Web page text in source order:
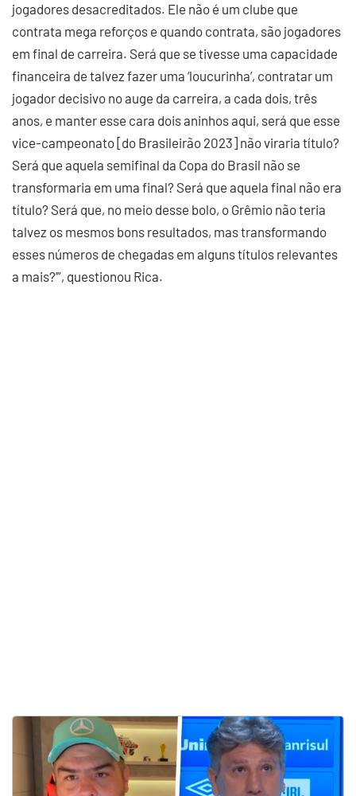
jogadores desacreditados. Ele não é um clube que
contrata mega reforços e quando contrata, são jogadores
em final de carreira. Será que se tivesse uma capacidade
financeira de talvez fazer uma ‘loucurinha’, contratar um
jogador decisivo no auge da carreira, a cada dois, três
anos, e manter esse cara dois aninhos aqui, será que esse
vice-campeonato [do Brasileirão 2023] não viraria título?
Será que aquela semifinal da Copa do Brasil não se
transformaria em uma final? Será que aquela final não era
título? Será que, no meio desse bolo, o Grêmio não teria
talvez os mesmos bons resultados, mas transformando
esses números de chegadas em alguns títulos relevantes
a mais?’”, questionou Rica.